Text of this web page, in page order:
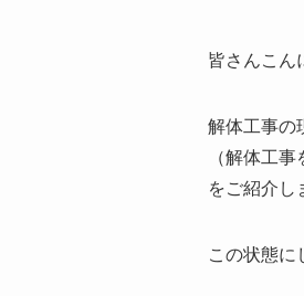
皆さんこん
解体工事の
（解体工
をご紹介し
この状態に